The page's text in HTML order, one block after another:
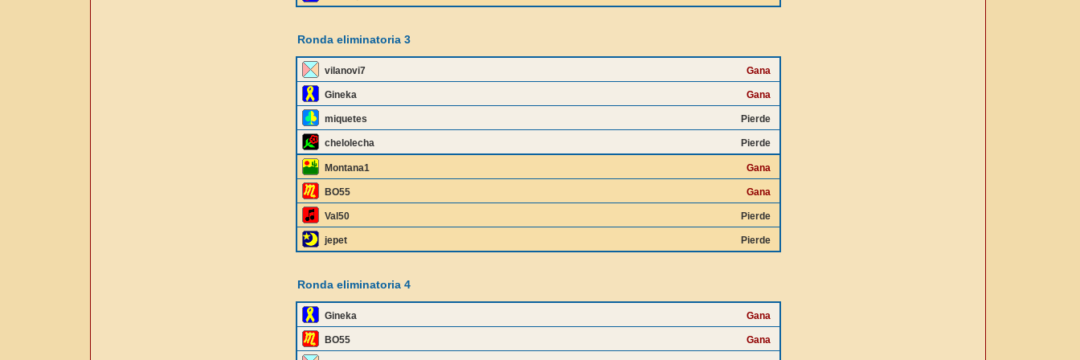
Ronda eliminatoria 3
vilanovi7 Gana
Gineka Gana
miquetes Pierde
chelolecha Pierde
Montana1 Gana
BO55 Gana
Val50 Pierde
jepet Pierde
Ronda eliminatoria 4
Gineka Gana
BO55 Gana